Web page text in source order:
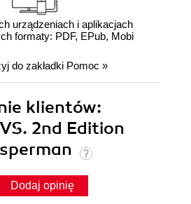
urządzeniach i aplikacjach
formaty: PDF, EPub, Mobi
do zakładki Pomoc »
klientów:
2nd Edition
Dodaj opinię